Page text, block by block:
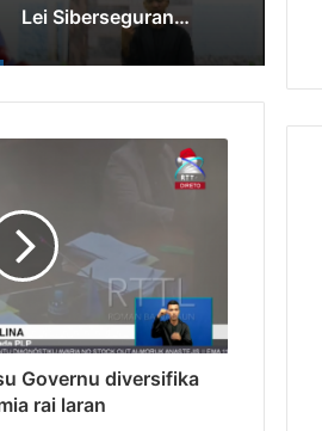
Lei Siberseguransa Ajuda Autoridade Polisiál Kaptura Autór Kriminozu ho Paradeiru Iha Estranjeiru
Governu diversifika
rai laran